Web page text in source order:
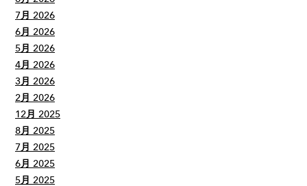
7月 2026
6月 2026
5月 2026
4月 2026
3月 2026
2月 2026
12月 2025
8月 2025
7月 2025
6月 2025
5月 2025